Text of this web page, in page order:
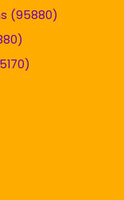
(95880)